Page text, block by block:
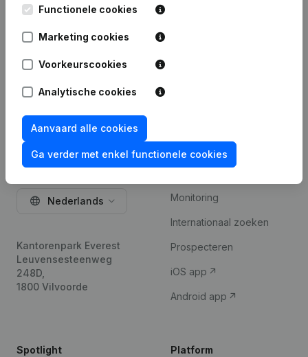
beheer van onze prospecten, zal Companyweb de ingevulde
privacy policy
Functionele cookies
Marketing cookies
Voorkeurscookies
Analytische cookies
Aanvaard alle cookies
Ga verder met enkel functionele cookies
Nederlands
Kantorenpark Everest
Leuvensesteenweg
248D,
1800 Vilvoorde
Product
Monitoring
Internationaal zoeken
Prospecteren
iOS app
Android app
Spotlight Platform